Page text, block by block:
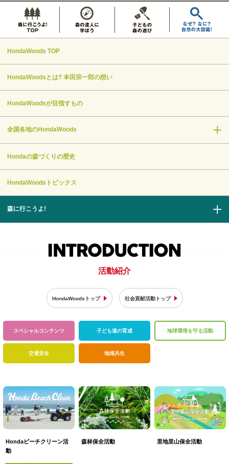
HondaWoods TOP
HondaWoodsとは? 本田宗一郎の想い
HondaWoodsが目指すもの
全国各地のHondaWoods
Hondaの森づくりの歴史
HondaWoodsトピックス
森に行こうよ!
活動紹介
HondaWoodsトップ 社会貢献活動トップ
スペシャルコンテンツ 子ども達の育成 地球環境を守る活動
交通安全 地域共生
Hondaビーチクリーン活
動
森林保全活動 里地里山保全活動